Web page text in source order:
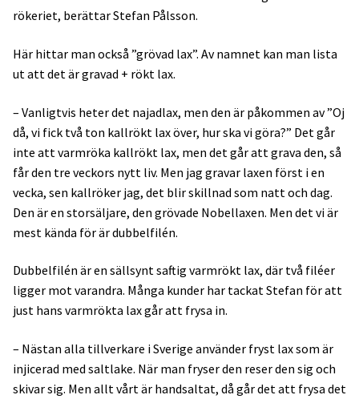
rökeriet, berättar Stefan Pålsson.
Här hittar man också ”grövad lax”. Av namnet kan man lista
ut att det är gravad + rökt lax.
– Vanligtvis heter det najadlax, men den är påkommen av ”Oj
då, vi fick två ton kallrökt lax över, hur ska vi göra?” Det går
inte att varmröka kallrökt lax, men det går att grava den, så
får den tre veckors nytt liv. Men jag gravar laxen först i en
vecka, sen kallröker jag, det blir skillnad som natt och dag.
Den är en storsäljare, den grövade Nobellaxen. Men det vi är
mest kända för är dubbelfilén.
Dubbelfilén är en sällsynt saftig varmrökt lax, där två filéer
ligger mot varandra. Många kunder har tackat Stefan för att
just hans varmrökta lax går att frysa in.
– Nästan alla tillverkare i Sverige använder fryst lax som är
injicerad med saltlake. När man fryser den reser den sig och
skivar sig. Men allt vårt är handsaltat, då går det att frysa det